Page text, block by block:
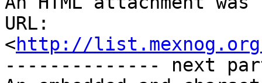
URL:
<http://
-------------- next